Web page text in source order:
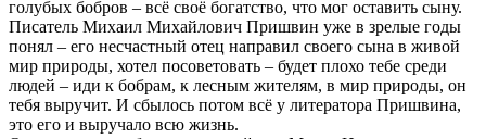
голубых бобров – всё своё богатство, что мог оставить сыну.
Писатель Михаил Михайлович Пришвин уже в зрелые годы
понял – его несчастный отец направил своего сына в живой
мир природы, хотел посоветовать – будет плохо тебе среди
людей – иди к бобрам, к лесным жителям, в мир природы, он
тебя выручит. И сбылось потом всё у литератора Пришвина,
это его и выручало всю жизнь.